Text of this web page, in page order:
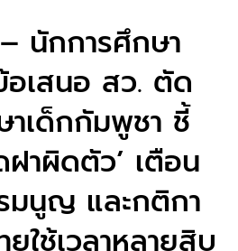
นักการศึกษา
เสนอ สว. ตัด
เด็กกัมพูชา ชี้
ฝาผิดตัว’ เตือน
มนูญ และกติกา
ใช้เวลาหลายสิบ